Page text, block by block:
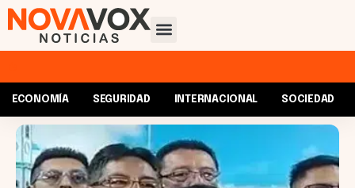
ECONOMÍA SEGURIDAD INTERNACIONAL SOCIEDAD